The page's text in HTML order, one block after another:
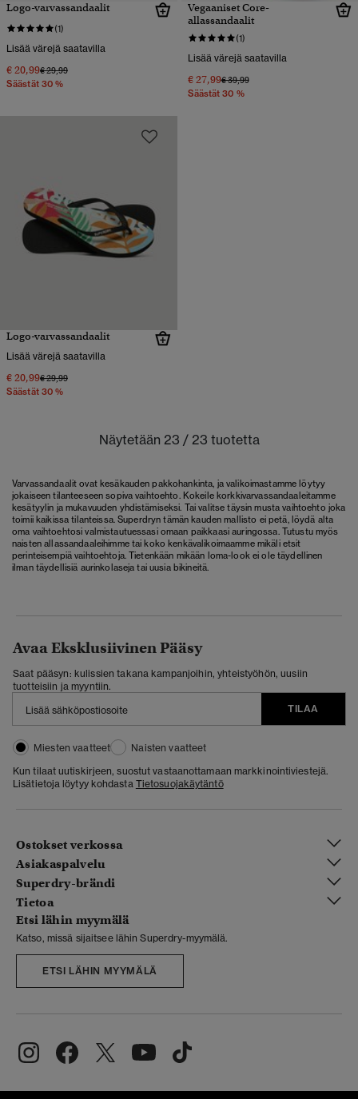
Logo-varvassandaalit
(1)
Lisää värejä saatavilla
€ 20,99Hinta alennettu hinnasta
€ 29,99hintaan
Säästät 30 %
Vegaaniset Core-
allassandaalit
(1)
Lisää värejä saatavilla
€ 27,99Hinta alennettu hinnasta
€ 39,99hintaan
Säästät 30 %
Logo-varvassandaalit
Lisää värejä saatavilla
€ 20,99Hinta alennettu hinnasta
€ 29,99hintaan
Säästät 30 %
Näytetään 23 / 23 tuotetta
Varvassandaalit ovat kesäkauden pakkohankinta, ja valikoimastamme löytyy
jokaiseen tilanteeseen sopiva vaihtoehto. Kokeile korkkivarvassandaaleitamme
kesätyylin ja mukavuuden yhdistämiseksi. Tai valitse täysin musta vaihtoehto joka
toimii kaikissa tilanteissa. Superdryn tämän kauden mallisto ei petä, löydä alta
oma vaihtoehtosi valmistautuessasi omaan paikkaasi auringossa. Tutustu myös
naisten allassandaaleihimme tai koko kenkävalikoimaamme mikäli etsit
perinteisempiä vaihtoehtoja. Tietenkään mikään loma-look ei ole täydellinen
ilman täydellisiä aurinkolaseja tai uusia bikineitä.
Avaa Eksklusiivinen Pääsy
Saat pääsyn: kulissien takana kampanjoihin, yhteistyöhön, uusiin
tuotteisiin ja myyntiin.
TILAA
Miesten vaatteet
Naisten vaatteet
Kun tilaat uutiskirjeen, suostut vastaanottamaan markkinointiviestejä.
Lisätietoja löytyy kohdasta Tietosuojakäytäntö
Ostokset verkossa
Asiakaspalvelu
Superdry-brändi
Tietoa
Etsi lähin myymälä
Katso, missä sijaitsee lähin Superdry-myymälä.
ETSI LÄHIN MYYMÄLÄ